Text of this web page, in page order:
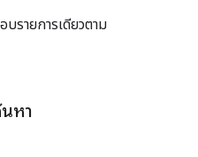
บรายการเดียวตาม
หา